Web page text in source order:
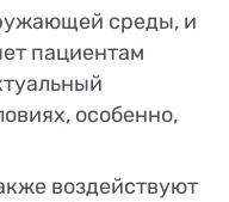
среды, и
пациентам
особенно,
воздействуют